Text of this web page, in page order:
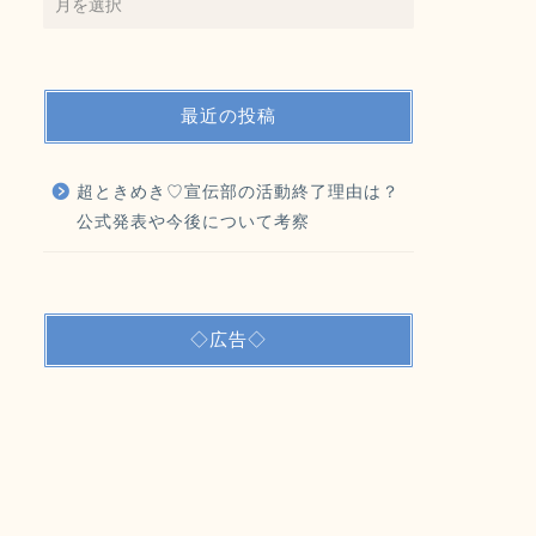
最近の投稿
超ときめき♡宣伝部の活動終了理由は？
公式発表や今後について考察
◇広告◇